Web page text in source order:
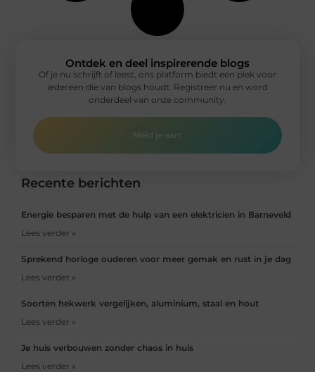
Recente berichten
Energie besparen met de hulp van een elektricien in Barneveld
Lees verder »
Sprekend horloge ouderen voor meer gemak en rust in je dag
Lees verder »
Soorten hekwerk vergelijken, aluminium, staal en hout
Lees verder »
Je huis verbouwen zonder chaos in huis
Lees verder »
Ontdek en deel inspirerende blogs
Of je nu schrijft of leest, ons platform biedt een plek voor
iedereen die van blogs houdt. Registreer nu en word
onderdeel van onze community.
Meld je aan!